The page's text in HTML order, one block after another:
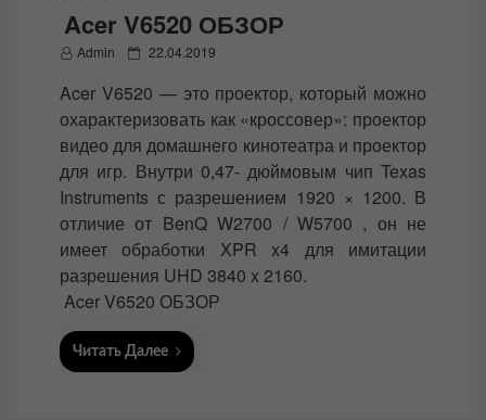
Acer V6520 ОБЗОР
Admin
P
s
t
e
d
o
n
22.04.2019
Acer V6520 — это проектор, который можно
охарактеризовать как «кроссовер»: проектор
видео для домашнего кинотеатра и проектор
для игр. Внутри 0,47- дюймовым чип Texas
Instruments с разрешением 1920 × 1200. В
отличие от BenQ W2700 / W5700 , он не
имеет обработки XPR x4 для имитации
разрешения UHD 3840 x 2160.
Acer V6520 ОБЗОР
Читать Далее